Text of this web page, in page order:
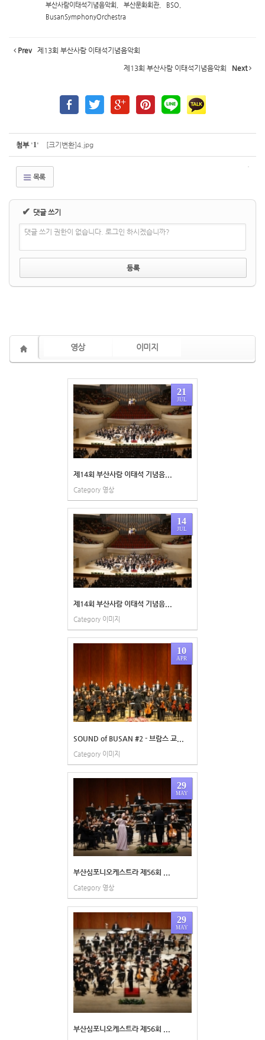
부산사람이태석기념음악회
부산문화회관, BSO
BusanSymphonyOrchestra
Prev 제13회 부산사람 이태석기념음악회
제13회 부산사람 이태석기념음악회 Next
첨부 '1' [크기변환]4.jpg
목록
✔ 댓글 쓰기
댓글 쓰기 권한이 없습니다. 로그인 하시겠습니까?
영상 이미지
21
JUL
제14회 부산사람 이태석 기념음...
Category 영상
14
JUL
제14회 부산사람 이태석 기념음...
Category 이미지
10
APR
SOUND of BUSAN #2 - 브람스 교...
Category 이미지
29
MAY
부산심포니오케스트라 제56회 ...
Category 영상
29
MAY
부산심포니오케스트라 제56회 ...